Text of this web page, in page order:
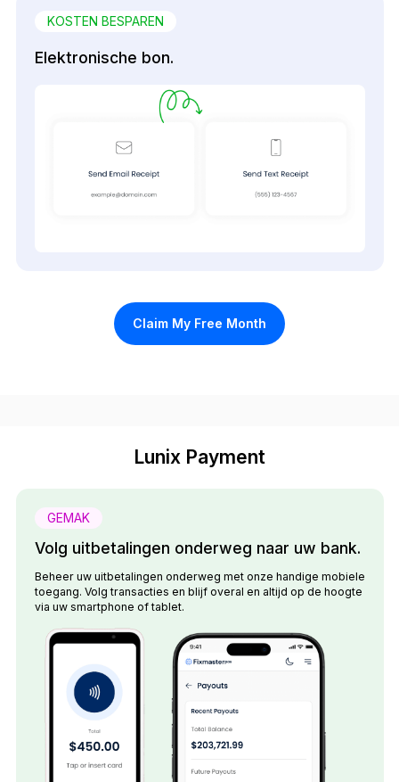
KOSTEN BESPAREN
Elektronische bon.
Claim My Free Month
Lunix Payment
GEMAK
Volg uitbetalingen onderweg naar uw bank.
Beheer uw uitbetalingen onderweg met onze handige mobiele
toegang. Volg transacties en blijf overal en altijd op de hoogte
via uw smartphone of tablet.